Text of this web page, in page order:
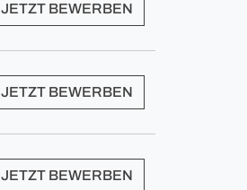
JETZT BEWERBEN
JETZT BEWERBEN
JETZT BEWERBEN